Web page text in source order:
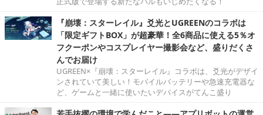
『崩壊：スターレイル』爻光とUGREENのコラボは
「限定ギフトBOX」が超豪華！全6商品に使える5％オ
フクーポンやコスプレイヤー撮影会など、盛りだくさ
んでお届け
UGREEN×『崩壊：スターレイル』コラボは、爻光がデザイ
ンされていて美しい！モバイルバッテリーや急速充電器な
ど、ゲームと一緒に使いたいデバイスがてんこ盛り